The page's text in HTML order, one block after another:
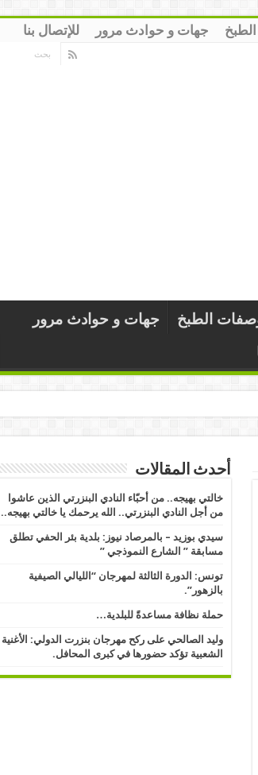
جهات و حوادث مرور للإتصال بنا
الطبخ
جهات و حوادث مرور
أحدث المقالات
خالتي بهيجه.. من أحبّاء النادي البنزرتي الذين عاشوا
من أجل النادي البنزرتي.. الله يرحمك يا خالتي بهيجه..
سيدي بوزيد – بالمرصاد نيوز: بلدية بئر الحفي تطلق
مسابقة ” الشارع النموذجي ” ​
تونس: الدورة الثالثة لمهرجان “الليالي الصيفية
بالزهور”.
حملة نظافة مساعدةً للبلدية…
وليد الصالحي على ركح مهرجان بنزرت الدولي: الأغنية
الشعبية تؤكد حضورها في كبرى المحافل.